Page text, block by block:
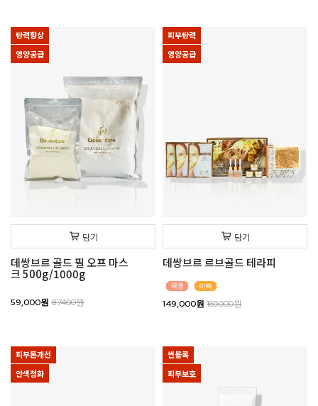
탄력향상
영양공급
담기
데쌍브르 골드 필 오프 마스
크 500g/1000g
59,000원 87400원
피부탄력
영양공급
담기
데쌍브르 르브골드 테라피
149,000원 169000원
피부톤개선
안색정화
썬블록
피부보호